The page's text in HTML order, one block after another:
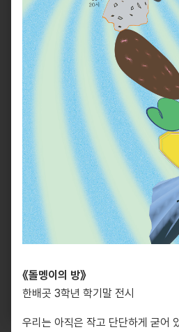
《돌멩이의 방》
한배곳 3학년 학기말 전시
우리는 아직은 작고 단단하게 굳어
10881, 경기도 파
info@pati.kr